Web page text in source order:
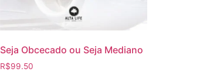
Seja Obcecado ou Seja Mediano
R$99.50